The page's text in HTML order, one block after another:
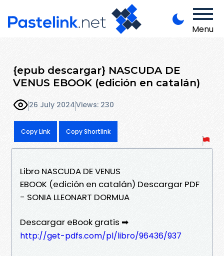
Menu
{epub descargar} NASCUDA DE
VENUS EBOOK (edición en catalán)
26 July 2024Views: 230
Copy Link Copy Shortlink
Libro NASCUDA DE VENUS
EBOOK (edición en catalán) Descargar PDF
- SONIA LLEONART DORMUA
Descargar eBook gratis ➡
http://get-pdfs.com/pl/libro/96436/937